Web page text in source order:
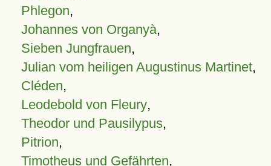
Phlegon,
Johannes von Organyà,
Sieben Jungfrauen,
Julian vom heiligen Augustinus Martinet,
Cléden,
Leodebold von Fleury,
Theodor und Pausilypus,
Pitrion,
Timotheus und Gefährten,